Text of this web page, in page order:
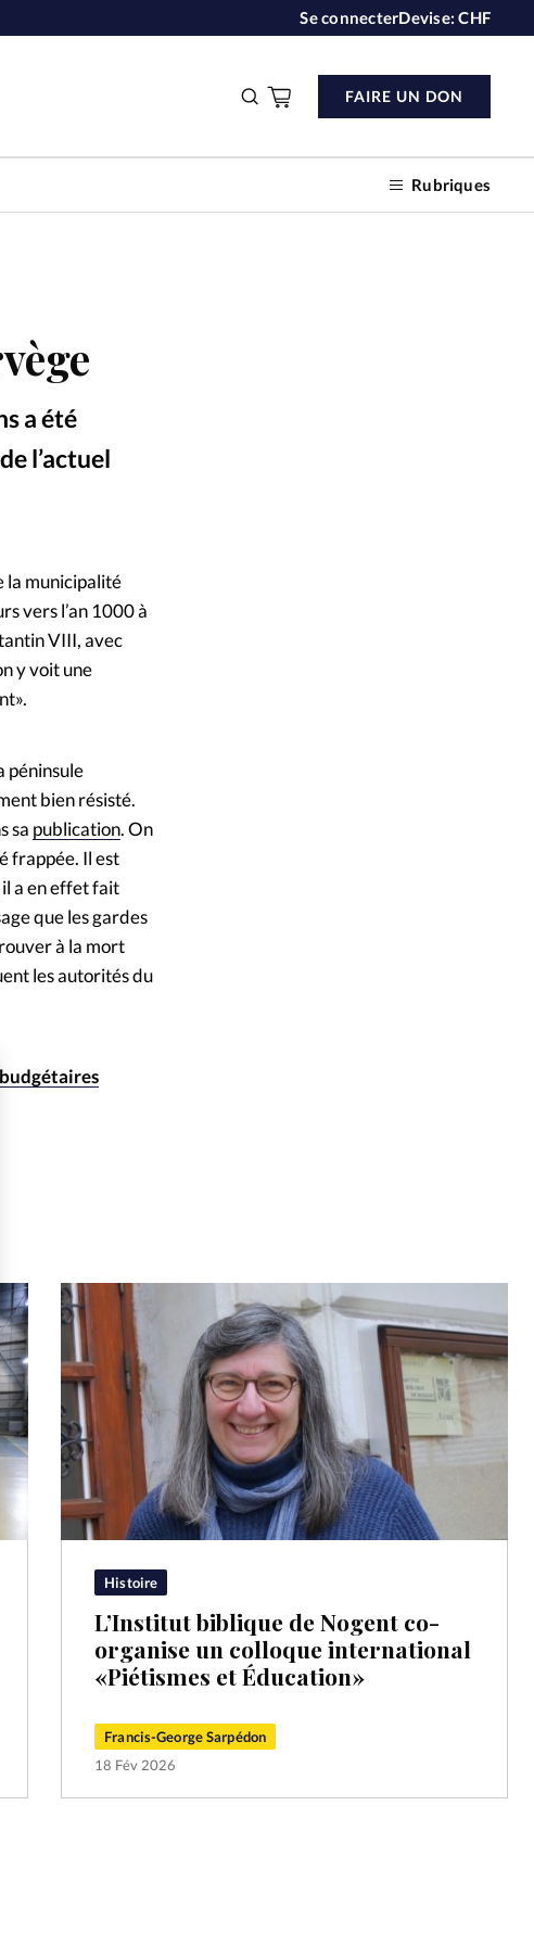
Se connecterDevise:CHF
Rubriques
FAIRE UN DON
un don
d'adresse
contacter
a été
l’actuel
la municipalité
vers l’an 1000 à
VIII, avec
y voit une
péninsule
bien résisté.
sa publication. On
frappée. Il est
a en effet fait
que les gardes
à la mort
les autorités du
Histoire
L’Institut biblique de Nogent co-
organise un colloque international
«Piétismes et Éducation»
Francis-George Sarpédon
18 Fév 2026